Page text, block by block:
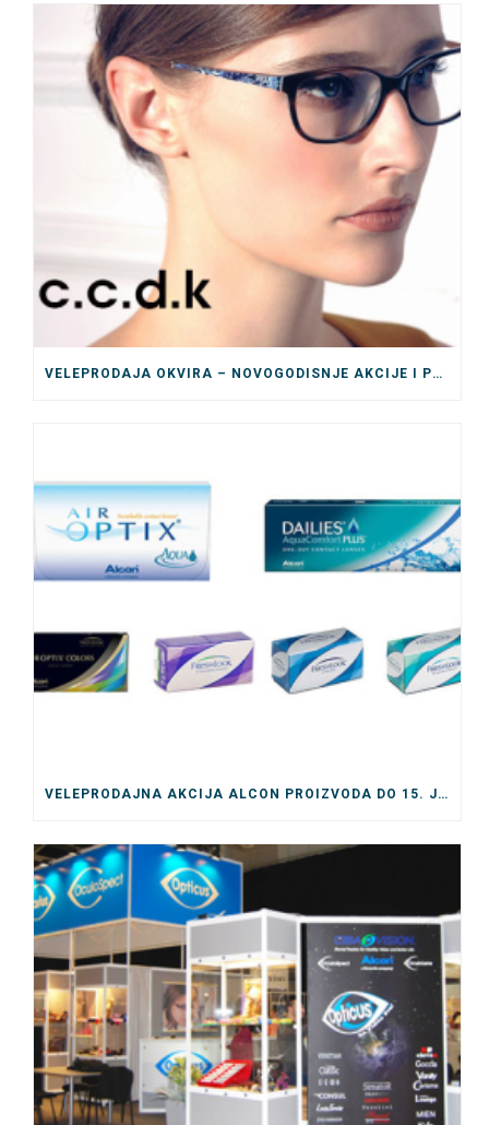
VELEPRODAJA OKVIRA – NOVOGODISNJE AKCIJE I POPUSTI
VELEPRODAJNA AKCIJA ALCON PROIZVODA DO 15. JULA